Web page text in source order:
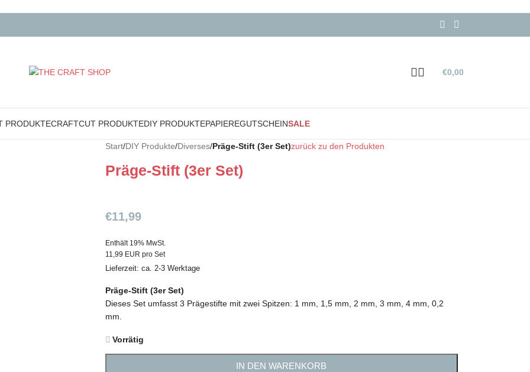
€0,00
PRODUKTECRAFTCUT PRODUKTEDIY PRODUKTEPAPIEREGUTSCHEINSALE
Start/DIY Produkte/Diverses/Präge-Stift (3er Set)zurück zu den Produkten
Präge-Stift (3er Set)
€11,99
Enthält 19% MwSt.
11,99 EUR pro Set
Lieferzeit: ca. 2-3 Werktage
Präge-Stift (3er Set)
Dieses Set umfasst 3 Prägestifte mit zwei Spitzen: 1 mm, 1,5 mm, 2 mm, 3 mm, 4 mm, 0,2
mm.
Vorrätig
IN DEN WARENKORB